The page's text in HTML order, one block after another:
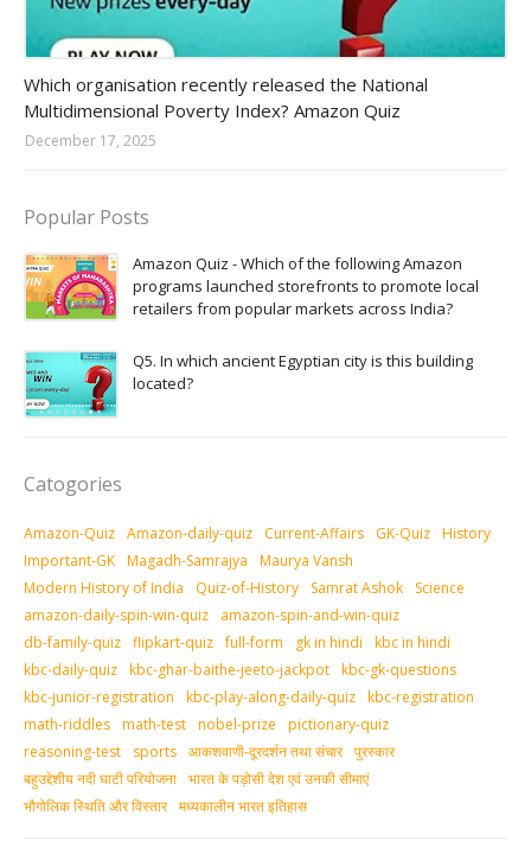
Which organisation recently released the National
Multidimensional Poverty Index? Amazon Quiz
December 17, 2025
Popular Posts
Amazon Quiz - Which of the following Amazon
programs launched storefronts to promote local
retailers from popular markets across India?
Q5. In which ancient Egyptian city is this building
located?
Catogories
Amazon-Quiz Amazon-daily-quiz Current-Affairs GK-Quiz History
Important-GK Magadh-Samrajya
Maurya Vansh
Modern History of India
Quiz-of-History Samrat Ashok
Science
amazon-daily-spin-win-quiz
amazon-spin-and-win-quiz
db-family-quiz flipkart-quiz full-form gk in hindi
kbc in hindi
kbc-daily-quiz kbc-ghar-baithe-jeeto-jackpot kbc-gk-questions
kbc-junior-registration
kbc-play-along-daily-quiz kbc-registration
math-riddles math-test nobel-prize
pictionary-quiz
reasoning-test
sports आकशवाणी-दूरदर्शन तथा संचार पुरस्‍कार
बहुउद्देशीय नदी घाटी परियोजना भारत के पड़ोसी देश एवं उनकी सीमाएं
भौगोलिक स्थिति और विस्तार मध्‍यकालीन भारत इतिहास